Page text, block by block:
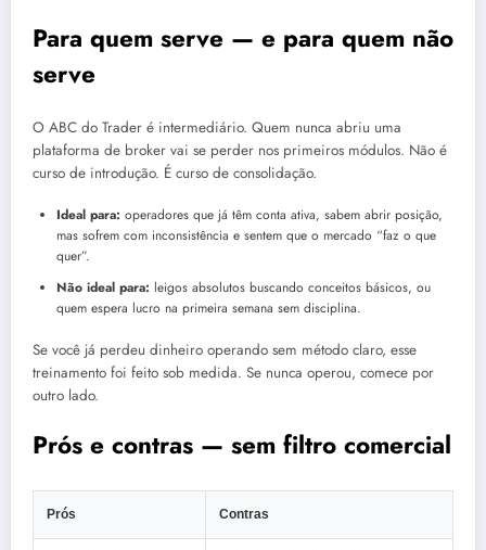
Para quem serve — e para quem não
serve
O ABC do Trader é intermediário. Quem nunca abriu uma
plataforma de broker vai se perder nos primeiros módulos. Não é
curso de introdução. É curso de consolidação.
Ideal para: operadores que já têm conta ativa, sabem abrir posição,
mas sofrem com inconsistência e sentem que o mercado “faz o que
quer”.
Não ideal para: leigos absolutos buscando conceitos básicos, ou
quem espera lucro na primeira semana sem disciplina.
Se você já perdeu dinheiro operando sem método claro, esse
treinamento foi feito sob medida. Se nunca operou, comece por
outro lado.
Prós e contras — sem filtro comercial
Prós Contras